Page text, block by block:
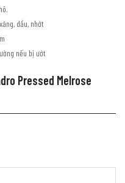
dầu, nhớt
nếu bị ướt
Pressed Melrose